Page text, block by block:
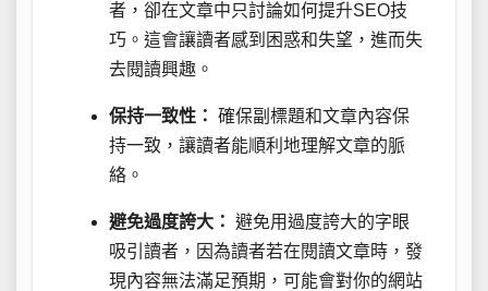
者，卻在文章中只討論如何提升SEO技
巧。這會讓讀者感到困惑和失望，進而失
去閱讀興趣。
保持一致性： 確保副標題和文章內容保
持一致，讓讀者能順利地理解文章的脈
絡。
避免過度誇大： 避免用過度誇大的字眼
吸引讀者，因為讀者若在閱讀文章時，發
現內容無法滿足預期，可能會對你的網站